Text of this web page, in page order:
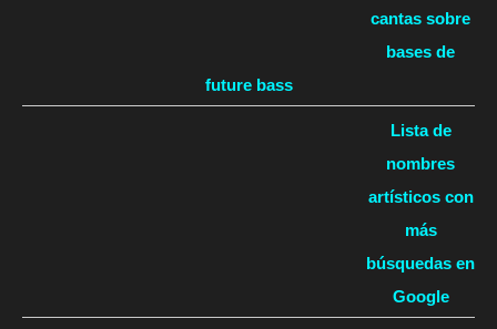
cantas sobre
bases de
future bass
Lista de
nombres
artísticos con
más
búsquedas en
Google